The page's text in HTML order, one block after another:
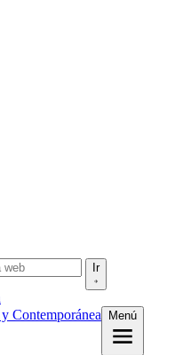
Ir
Contemporánea
Menú